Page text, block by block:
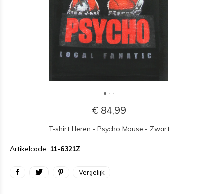
€ 84,99
T-shirt Heren - Psycho Mouse - Zwart
Artikelcode: 11-6321Z
Vergelijk